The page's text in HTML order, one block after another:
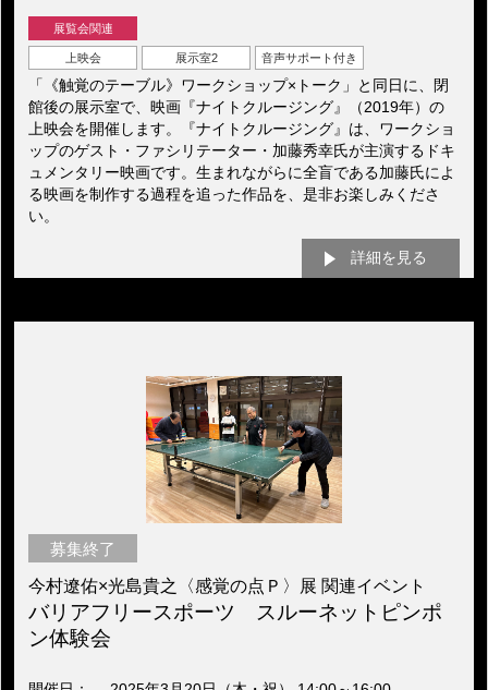
展覧会関連
上映会 展示室2 音声サポート付き
「《触覚のテーブル》ワークショップ×トーク」と同日に、閉
館後の展示室で、映画『ナイトクルージング』（2019年）の
上映会を開催します。『ナイトクルージング』は、ワークショ
ップのゲスト・ファシリテーター・加藤秀幸氏が主演するドキ
ュメンタリー映画です。生まれながらに全盲である加藤氏によ
る映画を制作する過程を追った作品を、是非お楽しみくださ
い。
詳細を見る
募集終了
今村遼佑×光島貴之〈感覚の点Ｐ〉展 関連イベント
バリアフリースポーツ スルーネットピンポ
ン体験会